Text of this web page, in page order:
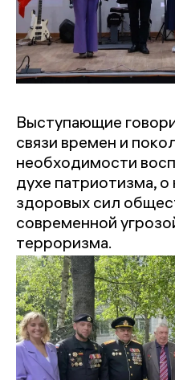
Выступающие
связи времен и
необходимости
духе патриотизма,
здоровых сил
современной
терроризма.